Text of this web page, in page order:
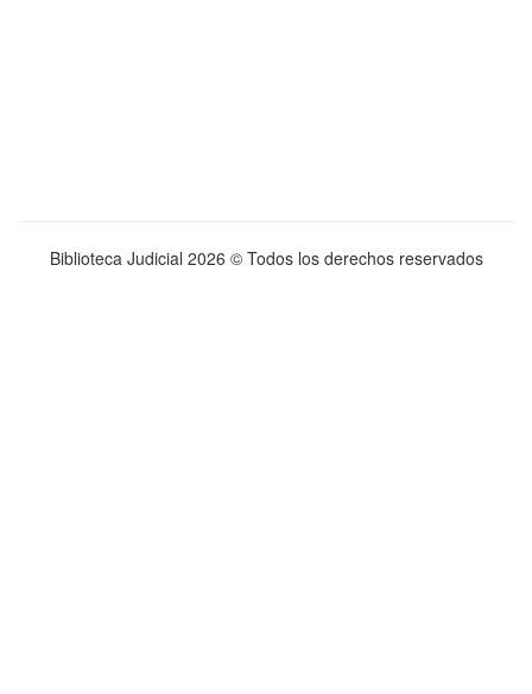
Biblioteca Judicial 2026 © Todos los derechos reservados